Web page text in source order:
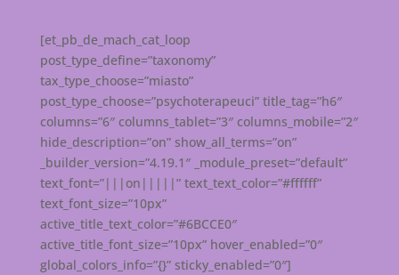
[et_pb_de_mach_cat_loop
post_type_define=”taxonomy”
tax_type_choose=”miasto”
post_type_choose=”psychoterapeuci” title_tag=”h6″
columns=”6″ columns_tablet=”3″ columns_mobile=”2″
hide_description=”on” show_all_terms=”on”
_builder_version=”4.19.1″ _module_preset=”default”
text_font=”|||on|||||” text_text_color=”#ffffff”
text_font_size=”10px”
active_title_text_color=”#6BCCE0″
active_title_font_size=”10px” hover_enabled=”0″
global_colors_info=”{}” sticky_enabled=”0″]